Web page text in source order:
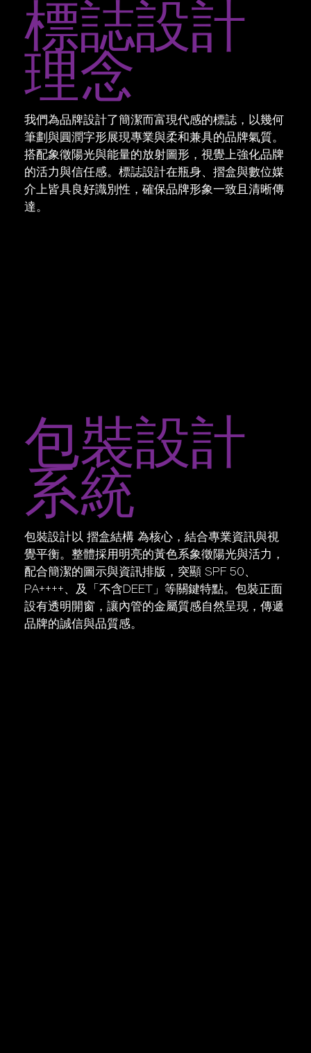
標誌設計
理念
我們為品牌設計了簡潔而富現代感的標誌，以幾何
筆劃與圓潤字形展現專業與柔和兼具的品牌氣質。
搭配象徵陽光與能量的放射圖形，視覺上強化品牌
的活力與信任感。標誌設計在瓶身、摺盒與數位媒
介上皆具良好識別性，確保品牌形象一致且清晰傳
達。
包裝設計
系統
包裝設計以 摺盒結構 為核心，結合專業資訊與視
覺平衡。整體採用明亮的黃色系象徵陽光與活力，
配合簡潔的圖示與資訊排版，突顯 SPF 50、
PA++++、及「不含DEET」等關鍵特點。包裝正面
設有透明開窗，讓內管的金屬質感自然呈現，傳遞
品牌的誠信與品質感。